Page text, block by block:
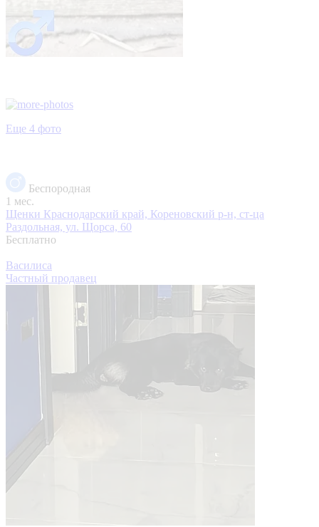
Еще 4 фото
Беспородная
1 мес.
Щенки Краснодарский край, Кореновский р-н, ст-ца
Раздольная, ул. Щорса, 60
Бесплатно
Василиса
Частный продавец